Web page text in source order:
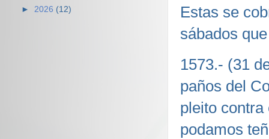
Estas se
sábados
1573.- (31
paños del
pleito
podamos
► 2026 (12)